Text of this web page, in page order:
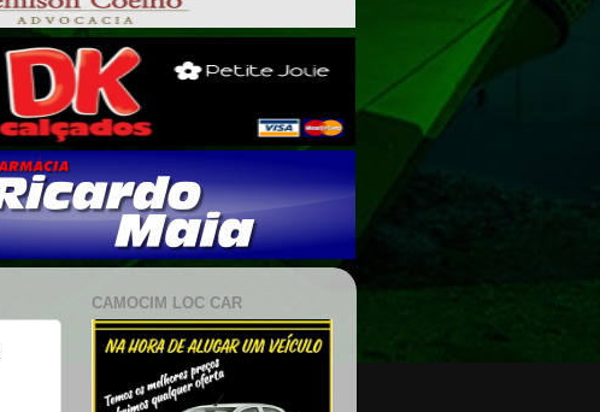
CAMOCIM LOC CAR